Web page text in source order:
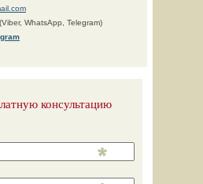
WhatsApp, Telegram)
консультацию